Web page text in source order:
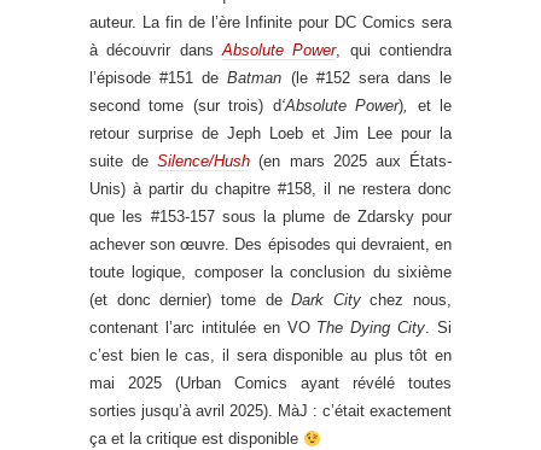
auteur. La fin de l’ère Infinite pour DC Comics sera
à découvrir dansAbsolute Power, qui contiendra
l’épisode #151 deBatman (le #152 sera dans le
second tome (sur trois) d‘Absolute Power),
et le
retour surprise de Jeph Loeb et Jim Lee pour la
suite deSilence/Hush (en mars 2025 aux États-
Unis) à partir du chapitre #158, il ne restera donc
que les #153-157 sous la plume de Zdarsky pour
achever son œuvre. Des épisodes qui devraient, en
toute logique, composer la conclusion du sixième
(et donc dernier) tome deDark Citychez nous,
contenant l’arc intitulée en VO The Dying City. Si
c’est bien le cas, il sera disponible au plus tôt en
mai 2025 (Urban Comics ayant révélé toutes
sorties jusqu’à avril 2025). MàJ : c’était exactement
ça et la critique est disponible